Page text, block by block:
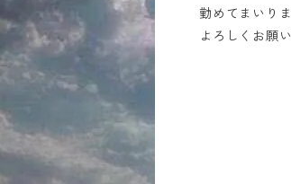
勤めてまいり
よろしくお願